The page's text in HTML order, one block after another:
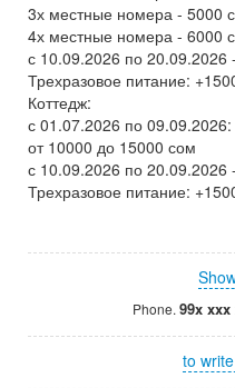
3х местные номера - 5000
4х местные номера - 6000
с 10.09.2026 по 20.09.2026
Трехразовое питание:
Коттедж:
с 01.07.2026 по 09.09.2026:
от 10000 до 15000 сом
с 10.09.2026 по 20.09.2026
Трехразовое питание:
Phone. 99x
to